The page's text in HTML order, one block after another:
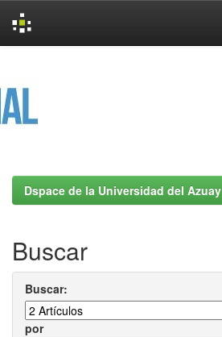
Dspace de la Universidad del Azuay
Buscar
Buscar:
por